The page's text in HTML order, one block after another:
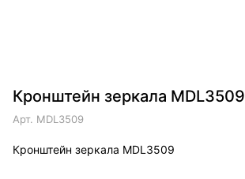
Кронштейн зеркала MDL3509
Арт. MDL3509
Кронштейн зеркала MDL3509